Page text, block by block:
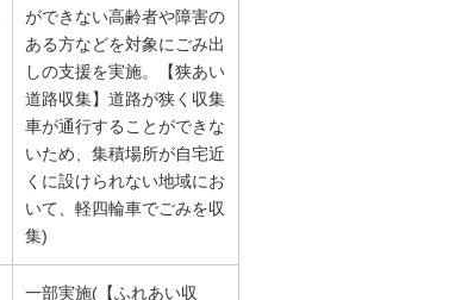
ができない高齢者や障害の
ある方などを対象にごみ出
しの支援を実施。【狭あい
道路収集】道路が狭く収集
車が通行することができな
いため、集積場所が自宅近
くに設けられない地域にお
いて、軽四輪車でごみを収
集)
一部実施(【ふれあい収